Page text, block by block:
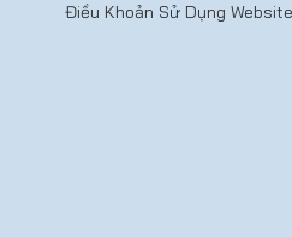
Điều Khoản Sử Dụng Website